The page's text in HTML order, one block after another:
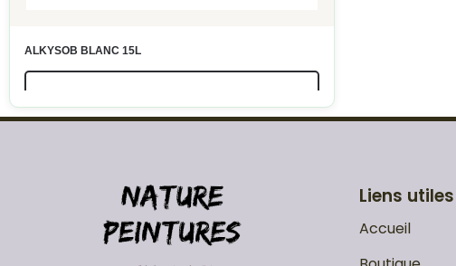
ALKYSOB BLANC 15L
Liens utiles
Accueil